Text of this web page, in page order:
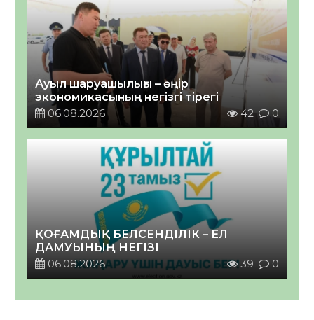
Ауыл шаруашылығы – өңір
экономикасының негізгі тірегі
06.08.2026
42 0
ҚОҒАМДЫҚ БЕЛСЕНДІЛІК – ЕЛ
ДАМУЫНЫҢ НЕГІЗІ
06.08.2026
39 0